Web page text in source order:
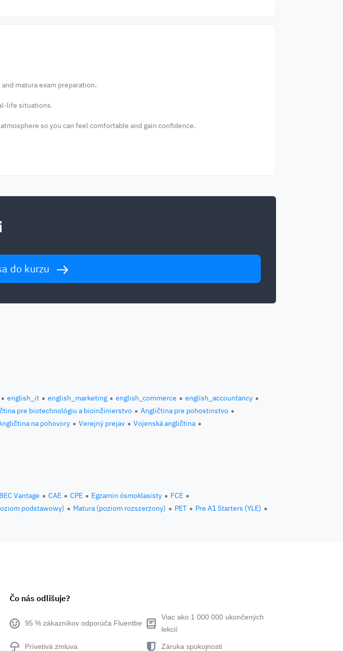
matura exam preparation.
life situations.
so you can feel comfortable and gain confidence.
do kurzu
english_it english_marketing english_commerce
english_accountancy
pre biotechnológiu a bioinžinierstvo
Angličtina pre pohostinstvo
na pohovory Verejný prejav
Vojenská angličtina
BEC Vantage CAE CPE Egzamin ósmoklasisty
FCE
podstawowy) Matura (poziom rozszerzony) PET
Pre A1 Starters (YLE)
Čo nás odlišuje?
95 % zákazníkov odporúča Fluentbe
Viac ako 1 000 000 ukončených
lekcií
Prívetivá zmluva Záruka spokojnosti